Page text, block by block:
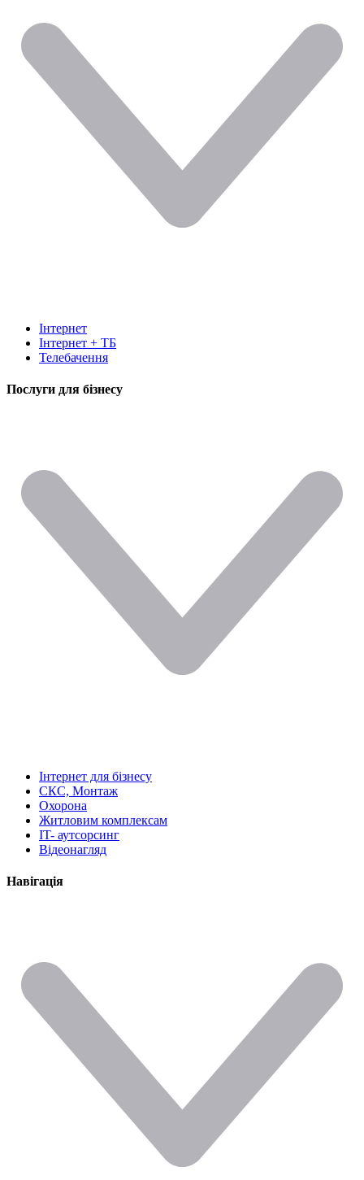
Інтернет
Інтернет + ТБ
Телебачення
Послуги для бізнесу
Інтернет для бізнесу
СКС, Монтаж
Охорона
Житловим комплексам
IT- аутсорсинг
Відеонагляд
Навігація